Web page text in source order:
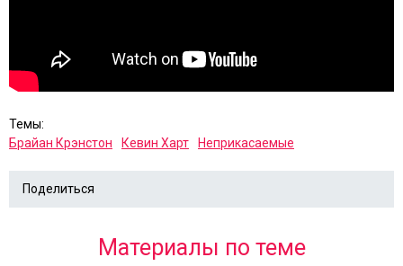
Темы:
Брайан Крэнстон
Кеви­н Харт Неприкасаемые
Поделиться
Материалы по теме